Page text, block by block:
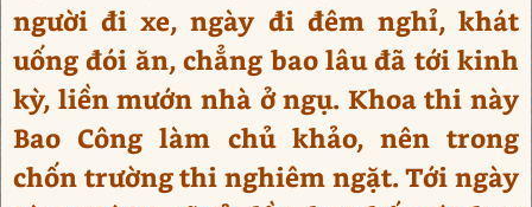
người đi xe, ngày đi đêm nghỉ, khát
uống đói ăn, chẳng bao lâu đã tới kinh
kỳ, liền mướn nhà ở ngụ. Khoa thi này
Bao Công làm chủ khảo, nên trong
chốn trường thi nghiêm ngặt. Tới ngày